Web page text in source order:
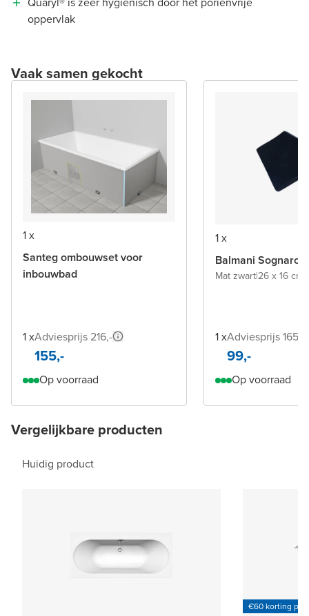
oppervlak
Vaak samen gekocht
1 x
Santeg ombouwset voor
inbouwbad
1 xAdviesprijs 216,-
155,-
Op voorraad
1 x
Balmani Sognaro
Mat zwart|26 x 16 cm
1 xAdviesprijs 165,-
99,-
Op voorraad
Vergelijkbare producten
Huidig product
€60 korting per